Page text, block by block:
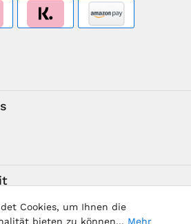
Cookies, um Ihnen die
bieten zu können... Mehr